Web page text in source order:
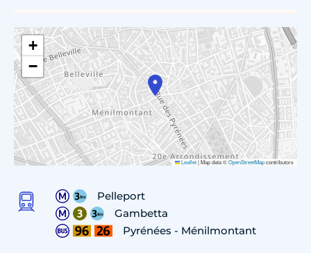
+
−
Leaflet|Map data ©OpenStreetMapcontributors
Pelleport
Gambetta
Pyrénées - Ménilmontant